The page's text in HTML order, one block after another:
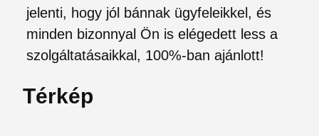
jelenti, hogy jól bánnak ügyfeleikkel, és
minden bizonnyal Ön is elégedett less a
szolgáltatásaikkal, 100%-ban ajánlott!
Térkép